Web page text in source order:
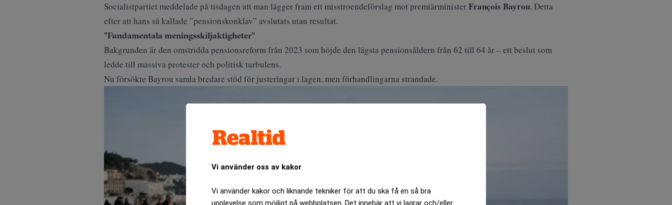
Vi använder oss av kakor
Vi använder kakor och liknande tekniker för att du ska få en så bra
upplevelse som möjligt på webbplatsen. Det innebär att vi lagrar och/eller
Socialistpartiet meddelade på tisdagen att man lägger fram ett misstroendeförslag mot premiärministerFrançois Bayrou. Detta
efter att hans så kallade ”pensionskonklav” avslutats utan resultat.
”Fundamentala meningsskiljaktigheter”
Bakgrunden är den omstridda pensionsreform från 2023 som höjde den lägsta pensionsåldern från 62 till 64 år – ett beslut som
ledde till massiva protester och politisk turbulens.
Nu försökte Bayrou samla bredare stöd för justeringar i lagen, men förhandlingarna strandade.